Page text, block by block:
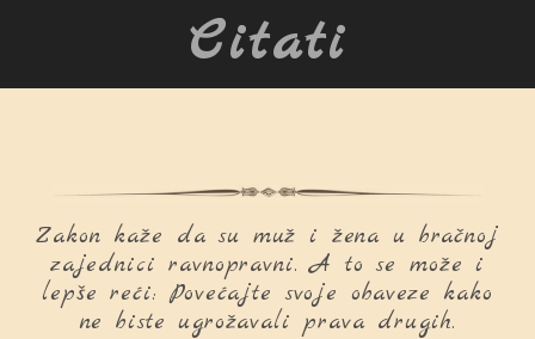
Citati
Zakon kaže da su muž i žena u bračnoj
zajednici ravnopravni. A to se može i
lepše reći: Povećajte svoje obaveze kako
ne biste ugrožavali prava drugih.